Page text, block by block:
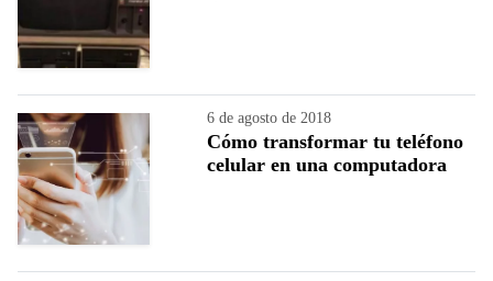
6 de agosto de 2018
Cómo transformar tu teléfono
celular en una computadora